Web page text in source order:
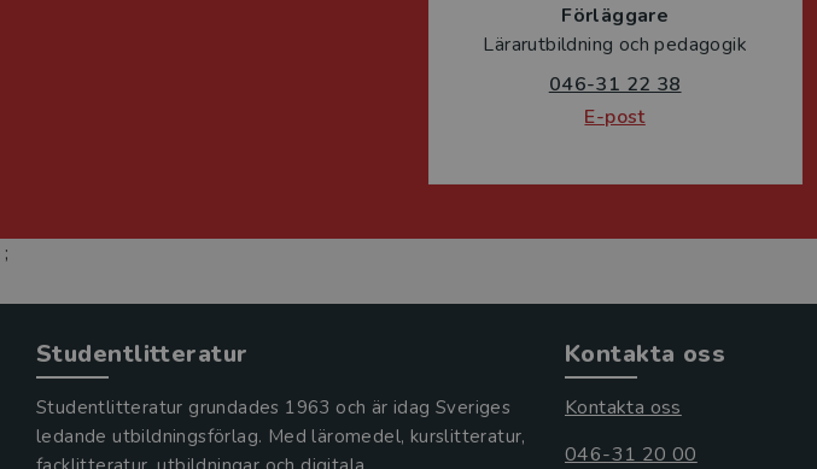
Förläggare
Lärarutbildning och pedagogik
046-31 22 38
E-post
;
Studentlitteratur
Studentlitteratur grundades 1963 och är idag Sveriges
ledande utbildningsförlag. Med läromedel, kurslitteratur,
Kontakta oss
Kontakta oss
046-31 20 00